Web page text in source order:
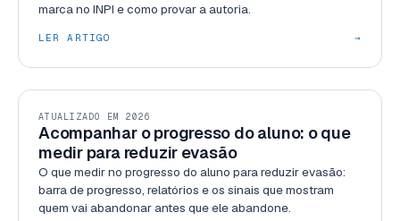
marca no INPI e como provar a autoria.
LER ARTIGO →
USABILIDADE
ATUALIZADO EM 2026
Acompanhar o progresso do aluno: o que
medir para reduzir evasão
O que medir no progresso do aluno para reduzir evasão:
barra de progresso, relatórios e os sinais que mostram
quem vai abandonar antes que ele abandone.